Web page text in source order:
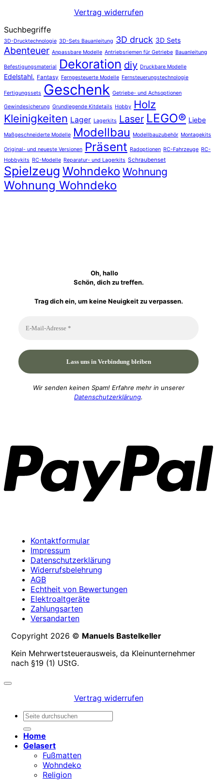
Vertrag widerrufen
Suchbegriffe
3D-Drucktechnologie 3D-Sets Bauanleitung 3D druck 3D Sets
Abenteuer Anpassbare Modelle Antriebsriemen für Getriebe Bauanleitung
Befestigungsmaterial Dekoration diy Druckbare Modelle
Edelstahl. Fantasy Ferngesteuerte Modelle Fernsteuerungstechnologie
Fertigungssets Geschenk Getriebe- und Achsoptionen
Gewindesicherung Grundlegende Kitdetails Hobby Holz
Kleinigkeiten Lager Lagerkits Laser LEGO® Liebe
Maßgeschneiderte Modelle Modellbau Modellbauzubehör Montagekits
Original- und neueste Versionen Präsent Radoptionen RC-Fahrzeuge RC-
Hobbykits RC-Modelle Reparatur- und Lagerkits Schraubenset
Spielzeug Wohndeko Wohnung
Wohnung Wohndeko
Oh, hallo
Schön, dich zu treffen.
Trag dich ein, um keine Neuigkeit zu verpassen.
Wir senden keinen Spam! Erfahre mehr in unserer
Datenschutzerklärung.
Kontaktformular
Impressum
Datenschutzerklärung
Widerrufsbelehrung
AGB
Echtheit von Bewertungen
Elektroaltgeräte
Zahlungsarten
Versandarten
Copyright 2026 © Manuels Bastelkeller
Kein Mehrwertsteuerausweis, da Kleinunternehmer
nach §19 (1) UStG.
Vertrag widerrufen
Suchen
Home
Gelasert
Fußmatten
Wohndeko
Religion